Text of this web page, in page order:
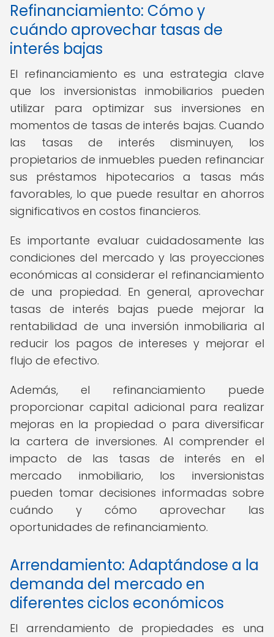
Refinanciamiento: Cómo y
cuándo aprovechar tasas de
interés bajas
El refinanciamiento es una estrategia clave
que los inversionistas inmobiliarios pueden
utilizar para optimizar sus inversiones en
momentos de tasas de interés bajas. Cuando
las tasas de interés disminuyen, los
propietarios de inmuebles pueden refinanciar
sus préstamos hipotecarios a tasas más
favorables, lo que puede resultar en ahorros
significativos en costos financieros.
Es importante evaluar cuidadosamente las
condiciones del mercado y las proyecciones
económicas al considerar el refinanciamiento
de una propiedad. En general, aprovechar
tasas de interés bajas puede mejorar la
rentabilidad de una inversión inmobiliaria al
reducir los pagos de intereses y mejorar el
flujo de efectivo.
Además, el refinanciamiento puede
proporcionar capital adicional para realizar
mejoras en la propiedad o para diversificar
la cartera de inversiones. Al comprender el
impacto de las tasas de interés en el
mercado inmobiliario, los inversionistas
pueden tomar decisiones informadas sobre
cuándo y cómo aprovechar las
oportunidades de refinanciamiento.
Arrendamiento: Adaptándose a la
demanda del mercado en
diferentes ciclos económicos
El arrendamiento de propiedades es una